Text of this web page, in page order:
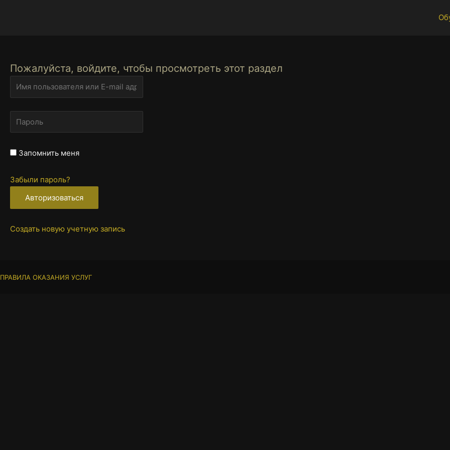
Пожалуйста, войдите, чтобы просмотреть этот раздел
Запомнить меня
Забыли пароль?
Создать новую учетную запись
ПРАВИЛА ОКАЗАНИЯ УСЛУГ